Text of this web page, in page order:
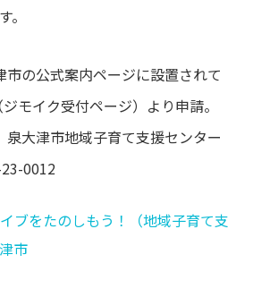
市の公式案内ページに設置されて
モイク受付ページ）より申請。
泉大津市地域子育て支援センター
0012
ブをたのしもう！（地域子育て支
市